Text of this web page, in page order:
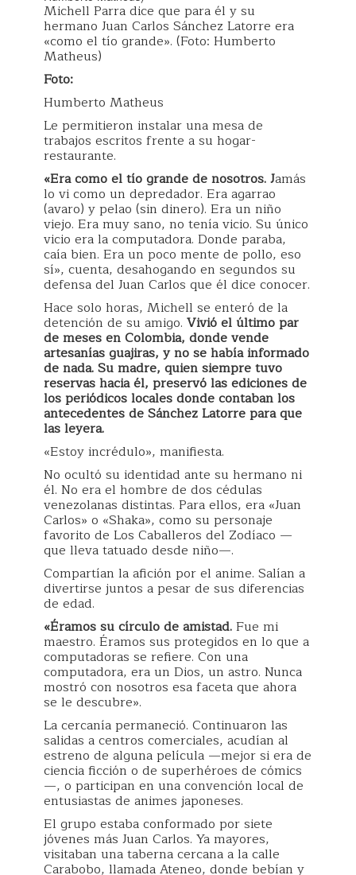
Michell Parra dice que para él y su
hermano Juan Carlos Sánchez Latorre era
«como el tío grande». (Foto: Humberto
Matheus)
Foto:
Humberto Matheus
Le permitieron instalar una mesa de
trabajos escritos frente a su hogar-
restaurante.
«Era como el tío grande de nosotros. Jamás
lo vi como un depredador. Era agarrao
(avaro) y pelao (sin dinero). Era un niño
viejo. Era muy sano, no tenía vicio. Su único
vicio era la computadora. Donde paraba,
caía bien. Era un poco mente de pollo, eso
sí», cuenta, desahogando en segundos su
defensa del Juan Carlos que él dice conocer.
Hace solo horas, Michell se enteró de la
detención de su amigo. Vivió el último par
de meses en Colombia, donde vende
artesanías guajiras, y no se había informado
de nada. Su madre, quien siempre tuvo
reservas hacia él, preservó las ediciones de
los periódicos locales donde contaban los
antecedentes de Sánchez Latorre para que
las leyera.
«Estoy incrédulo», manifiesta.
No ocultó su identidad ante su hermano ni
él. No era el hombre de dos cédulas
venezolanas distintas. Para ellos, era «Juan
Carlos» o «Shaka», como su personaje
favorito de Los Caballeros del Zodíaco —
que lleva tatuado desde niño—.
Compartían la afición por el anime. Salían a
divertirse juntos a pesar de sus diferencias
de edad.
«Éramos su círculo de amistad.Fue mi
maestro. Éramos sus protegidos en lo que a
computadoras se refiere. Con una
computadora, era un Dios, un astro. Nunca
mostró con nosotros esa faceta que ahora
se le descubre».
La cercanía permaneció. Continuaron las
salidas a centros comerciales, acudían al
estreno de alguna película —mejor si era de
ciencia ficción o de superhéroes de cómics
—, o participan en una convención local de
entusiastas de animes japoneses.
El grupo estaba conformado por siete
jóvenes más Juan Carlos. Ya mayores,
visitaban una taberna cercana a la calle
Carabobo, llamada Ateneo, donde bebían y